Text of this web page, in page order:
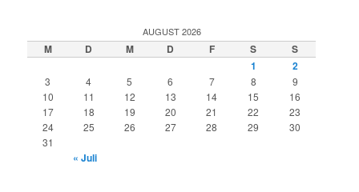
AUGUST 2026
M D M D F S
S
1
2
3 4 5 6 7 8
9
10
11 12 13 14 15
16
17
18 19 20 21 22
23
24
25 26 27 28 29
30
31
« Juli